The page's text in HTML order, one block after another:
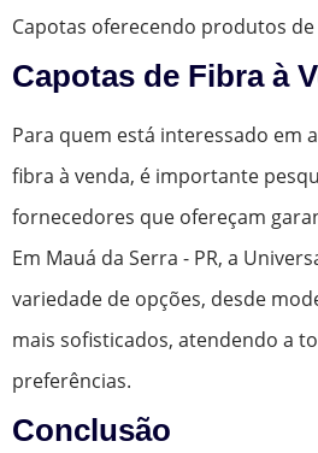
Capotas oferecendo produtos
Capotas de Fibra à
Para quem está interessado em
fibra à venda, é importante
fornecedores que ofereçam
Em Mauá da Serra - PR, a
variedade de opções, desde
mais sofisticados, atendendo a
preferências.
Conclusão